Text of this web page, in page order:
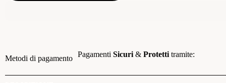
Pagamenti Sicuri& Protettitramite:
Metodi di pagamento